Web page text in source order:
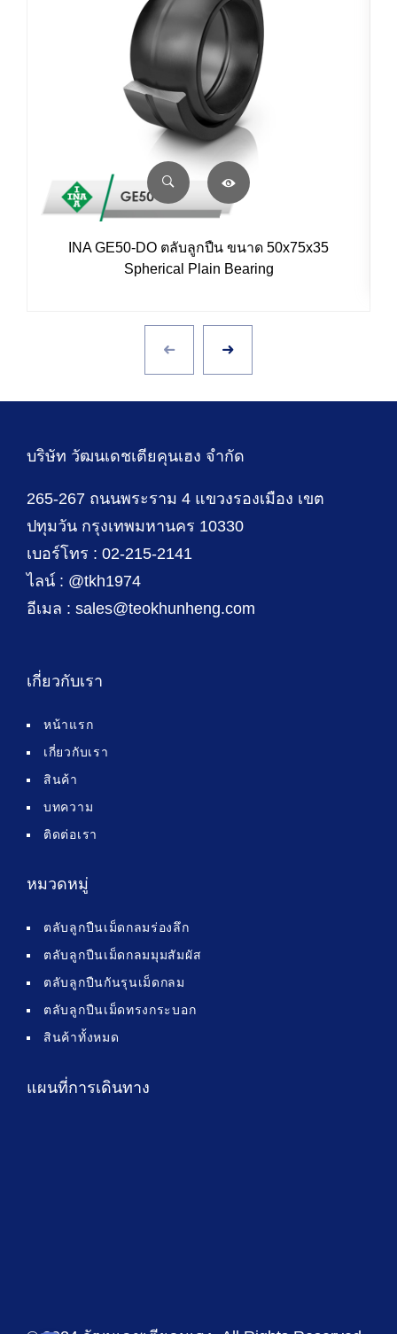
INA GE50-DO ตลับลูกปืน ขนาด 50x75x35
Spherical Plain Bearing
บริษัท วัฒนเดชเตียคุนเฮง จำกัด
265-267 ถนนพระราม 4 แขวงรองเมือง เขต
ปทุมวัน กรุงเทพมหานคร 10330
เบอร์โทร : 02-215-2141
ไลน์ : @tkh1974
อีเมล : sales@teokhunheng.com
เกี่ยวกับเรา
หน้าแรก
เกี่ยวกับเรา
สินค้า
บทความ
ติดต่อเรา
หมวดหมู่
ตลับลูกปืนเม็ดกลมร่องลึก
ตลับลูกปืนเม็ดกลมมุมสัมผัส
ตลับลูกปืนกันรุนเม็ดกลม
ตลับลูกปืนเม็ดทรงกระบอก
สินค้าทั้งหมด
แผนที่การเดินทาง